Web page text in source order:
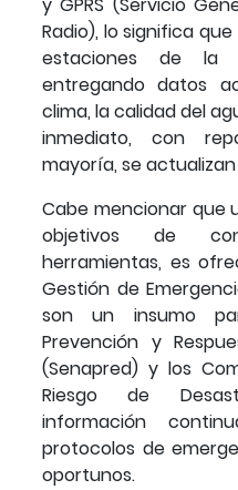
y GPRS (Servicio
Radio), lo significa
estaciones de la
entregando datos
clima, la calidad del
inmediato, con
mayoría, se
Cabe mencionar que
objetivos de
herramientas, es
Gestión de
son un insumo
Prevención y
(Senapred) y los
Riesgo de
información
protocolos de
oportunos.